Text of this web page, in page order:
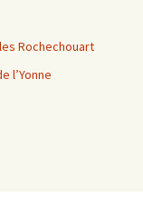
Rochechouart
l’Yonne